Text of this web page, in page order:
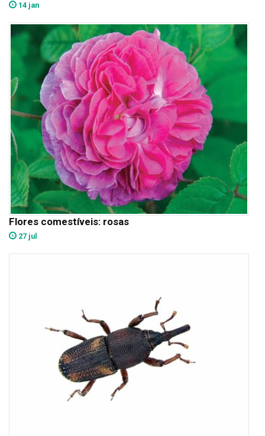
14 jan
Flores comestíveis: rosas
27 jul